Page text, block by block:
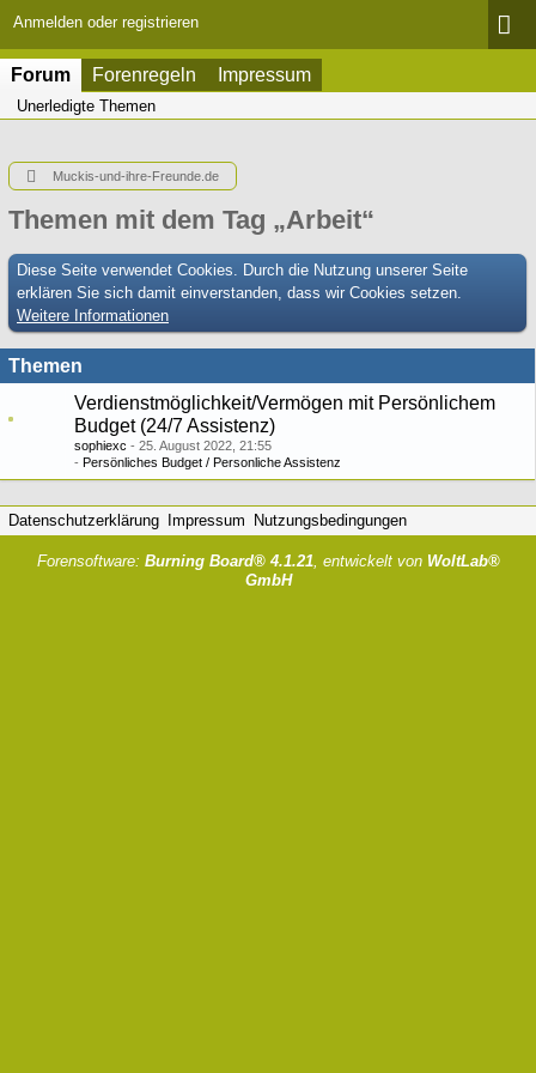
Anmelden oder registrieren
Forum Forenregeln Impressum
Unerledigte Themen
Muckis-und-ihre-Freunde.de
Themen mit dem Tag „Arbeit“
Diese Seite verwendet Cookies. Durch die Nutzung unserer Seite
erklären Sie sich damit einverstanden, dass wir Cookies setzen.
Weitere Informationen
Themen
Verdienstmöglichkeit/Vermögen mit Persönlichem
Budget (24/7 Assistenz)
sophiexc
25. August 2022, 21:55
Persönliches Budget / Personliche Assistenz
Datenschutzerklärung Impressum Nutzungsbedingungen
Forensoftware: Burning Board® 4.1.21, entwickelt von WoltLab®
GmbH